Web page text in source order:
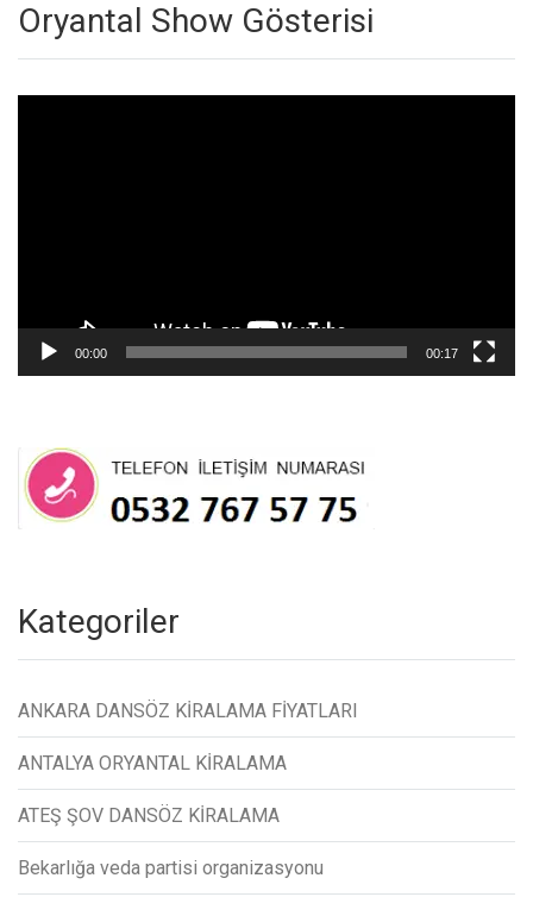
Oryantal Show Gösterisi
00:00 00:17
Kategoriler
ANKARA DANSÖZ KİRALAMA FİYATLARI
ANTALYA ORYANTAL KİRALAMA
ATEŞ ŞOV DANSÖZ KİRALAMA
Bekarlığa veda partisi organizasyonu